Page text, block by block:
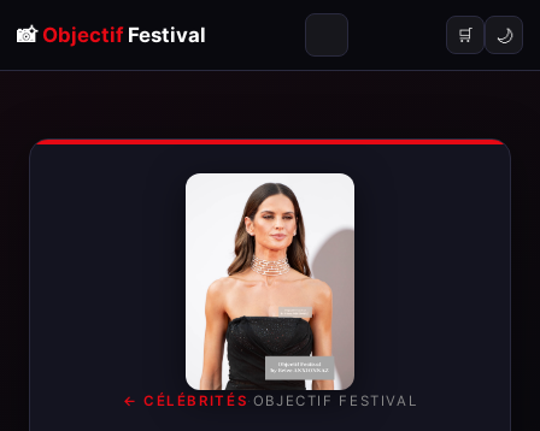
📸 ObjectifFestival 🛒 🌙
← CÉLÉBRITÉS· OBJECTIF FESTIVAL